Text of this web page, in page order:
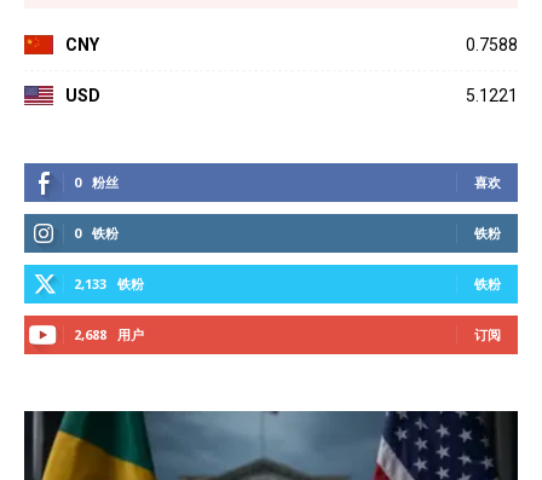
CNY 0.7588
USD 5.1221
0 粉丝 喜欢
0 铁粉 铁粉
2,133 铁粉 铁粉
2,688 用户 订阅